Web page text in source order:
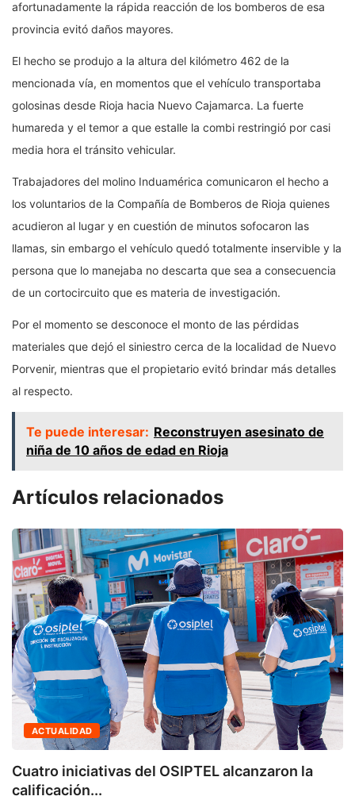
afortunadamente la rápida reacción de los bomberos de esa
provincia evitó daños mayores.
El hecho se produjo a la altura del kilómetro 462 de la
mencionada vía, en momentos que el vehículo transportaba
golosinas desde Rioja hacia Nuevo Cajamarca. La fuerte
humareda y el temor a que estalle la combi restringió por casi
media hora el tránsito vehicular.
Trabajadores del molino Induamérica comunicaron el hecho a
los voluntarios de la Compañía de Bomberos de Rioja quienes
acudieron al lugar y en cuestión de minutos sofocaron las
llamas, sin embargo el vehículo quedó totalmente inservible y la
persona que lo manejaba no descarta que sea a consecuencia
de un cortocircuito que es materia de investigación.
Por el momento se desconoce el monto de las pérdidas
materiales que dejó el siniestro cerca de la localidad de Nuevo
Porvenir, mientras que el propietario evitó brindar más detalles
al respecto.
Te puede interesar: Reconstruyen asesinato de
niña de 10 años de edad en Rioja
Artículos relacionados
ACTUALIDAD
Cuatro iniciativas del OSIPTEL alcanzaron la
calificación...